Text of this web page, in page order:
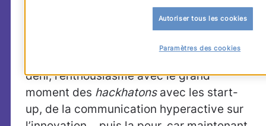
mon avis, la pire ! C’est aussi absurde que
Face à la transformation, les entreprises
déni, l’enthousiasme avec le grand
moment des hackhatonsavec les start-
up, de la communication hyperactive sur
Autoriser tous les cookies
Paramètres des cookies